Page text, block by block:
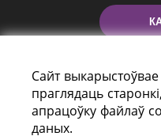
Сайт
праглядаць
апрацоўку файлаў
даных.